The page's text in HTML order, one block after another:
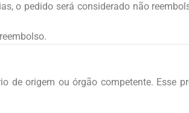
o pedido será considerado não
de origem ou órgão competente. Esse